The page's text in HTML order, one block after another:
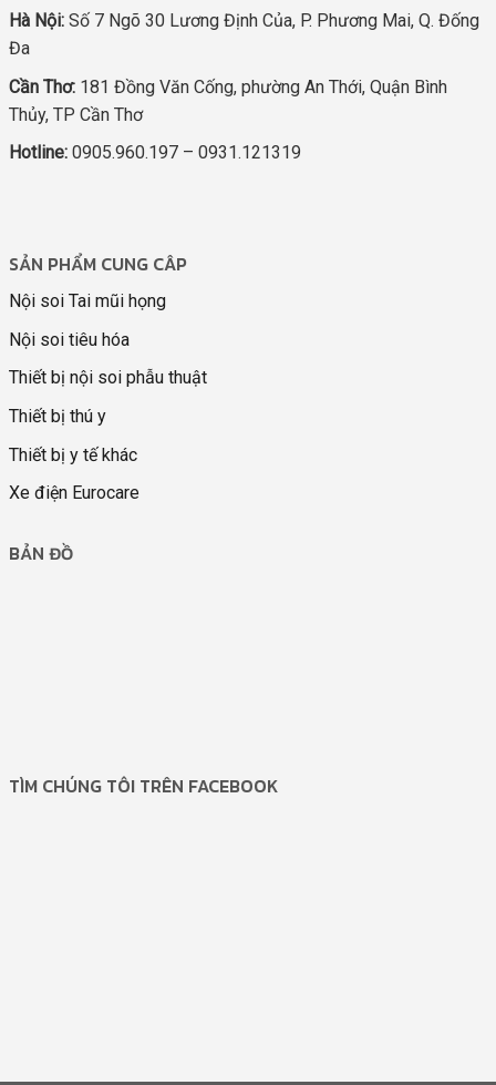
Hà Nội: Số 7 Ngõ 30 Lương Định Của, P. Phương Mai, Q. Đống
Đa
Cần Thơ: 181 Đồng Văn Cống, phường An Thới, Quận Bình
Thủy, TP Cần Thơ
Hotline: 0905.960.197 – 0931.121319
SẢN PHẨM CUNG CÂP
Nội soi Tai mũi họng
Nội soi tiêu hóa
Thiết bị nội soi phẫu thuật
Thiết bị thú y
Thiết bị y tế khác
Xe điện Eurocare
BẢN ĐỒ
TÌM CHÚNG TÔI TRÊN FACEBOOK